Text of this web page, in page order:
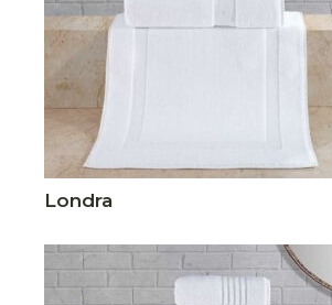
Londra